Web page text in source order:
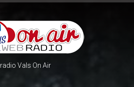
radio Vals On Air